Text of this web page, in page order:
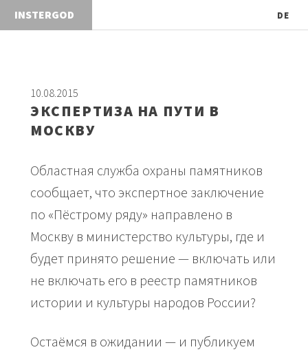
INSTERGOD DE
10.08.2015
ЭКСПЕРТИЗА НА ПУТИ В
МОСКВУ
Областная служба охраны памятников
сообщает, что экспертное заключение
по «Пёстрому ряду» направлено в
Москву в министерство культуры, где и
будет принято решение — включать или
не включать его в реестр памятников
истории и культуры народов России?
Остаёмся в ожидании — и публикуем